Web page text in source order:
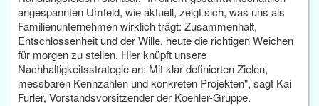
angespannten Umfeld, wie aktuell, zeigt sich, was uns als
Familienunternehmen wirklich trägt: Zusammenhalt,
Entschlossenheit und der Wille, heute die richtigen Weichen
für morgen zu stellen. Hier knüpft unsere
Nachhaltigkeitsstrategie an: Mit klar definierten Zielen,
messbaren Kennzahlen und konkreten Projekten", sagt Kai
Furler, Vorstandsvorsitzender der Koehler-Gruppe.